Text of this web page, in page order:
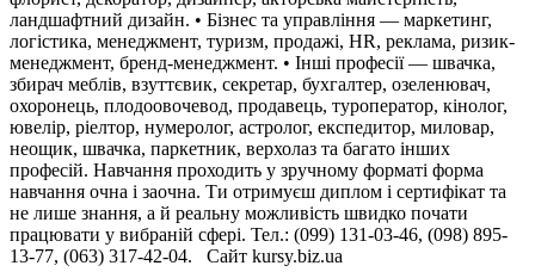
ландшафтний дизайн. • Бізнес та управління — маркетинг,
логістика, менеджмент, туризм, продажі, HR, реклама, ризик-
менеджмент, бренд-менеджмент. • Інші професії — швачка,
збирач меблів, взуттєвик, секретар, бухгалтер, озеленювач,
охоронець, плодоовочевод, продавець, туроператор, кінолог,
ювелір, ріелтор, нумеролог, астролог, експедитор, миловар,
неощик, швачка, паркетник, верхолаз та багато інших
професій. Навчання проходить у зручному форматі форма
навчання очна і заочна. Ти отримуєш диплом і сертифікат та
не лише знання, а й реальну можливість швидко почати
працювати у вибраній сфері. Тел.: (099) 131-03-46, (098) 895-
13-77, (063) 317-42-04. Сайт kursy.biz.ua